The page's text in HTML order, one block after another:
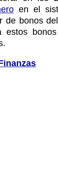
en el
de bonos
estos